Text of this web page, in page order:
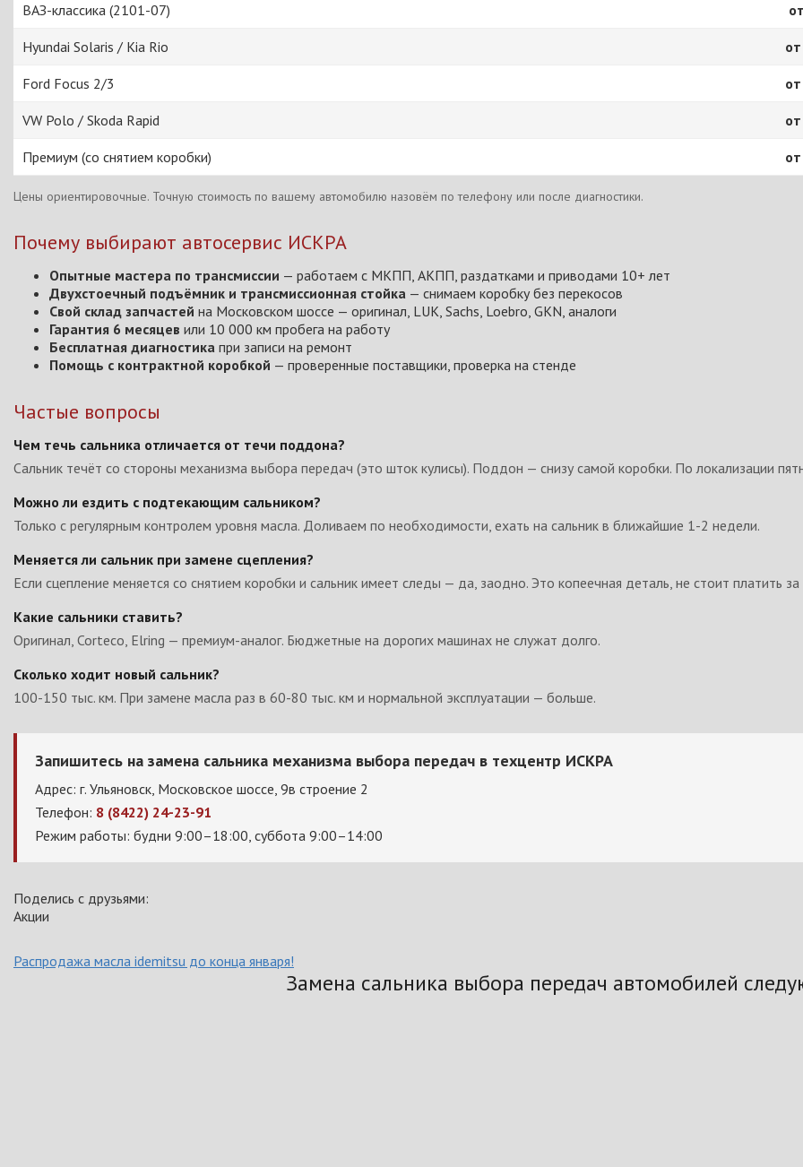
ВАЗ-классика (2101-07)
Hyundai Solaris / Kia Rio
Ford Focus 2/3
VW Polo / Skoda Rapid
Премиум (со снятием коробки)
Цены ориентировочные. Точную стоимость по вашему автомобилю назовём по телефону или после диагностики.
Почему выбирают автосервис ИСКРА
Опытные мастера по трансмиссии — работаем с МКПП, АКПП, раздатками и приводами 10+ лет
Двухстоечный подъёмник и трансмиссионная стойка — снимаем коробку без перекосов
Свой склад запчастей на Московском шоссе — оригинал, LUK, Sachs, Loebro, GKN, аналоги
Гарантия 6 месяцев или 10 000 км пробега на работу
Бесплатная диагностика при записи на ремонт
Помощь с контрактной коробкой — проверенные поставщики, проверка на стенде
Частые вопросы
Чем течь сальника отличается от течи поддона?
Сальник течёт со стороны механизма выбора передач (это шток кулисы). Поддон — снизу самой коробки. По локализации
Можно ли ездить с подтекающим сальником?
Только с регулярным контролем уровня масла. Доливаем по необходимости, ехать на сальник в ближайшие 1-2 недели.
Меняется ли сальник при замене сцепления?
Если сцепление меняется со снятием коробки и сальник имеет следы — да, заодно. Это копеечная деталь, не стоит платить
Какие сальники ставить?
Оригинал, Corteco, Elring — премиум-аналог. Бюджетные на дорогих машинах не служат долго.
Сколько ходит новый сальник?
100-150 тыс. км. При замене масла раз в 60-80 тыс. км и нормальной эксплуатации — больше.
Запишитесь на замена сальника механизма выбора передач в техцентр ИСКРА
Адрес: г. Ульяновск, Московское шоссе, 9в строение 2
Телефон: 8 (8422) 24-23-91
Режим работы: будни 9:00–18:00, суббота 9:00–14:00
Поделись с друзьями:
Акции
Распродажа масла idemitsu до конца января!
Замена сальника выбора передач автомобилей